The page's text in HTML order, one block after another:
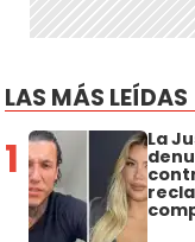
LAS MÁS LEÍDAS
1 La